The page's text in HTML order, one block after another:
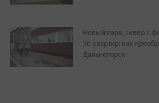
Новый парк, сквер с
50 квартир: как
Дальнегорск